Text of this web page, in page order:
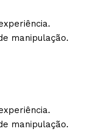
manipulação.
manipulação.